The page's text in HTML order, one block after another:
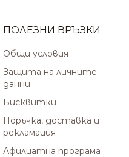
ПОЛЕЗНИ ВРЪЗКИ
Общи условия
Защита на личните
данни
Бисквитки
Поръчка, доставка и
рекламация
Афилиатна програма